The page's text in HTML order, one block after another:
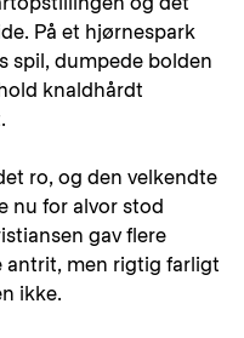
På et hjørnespark
spil, dumpede bolden
knaldhårdt
ro, og den velkendte
nu for alvor stod
gav flere
antrit, men rigtig farligt
ikke.